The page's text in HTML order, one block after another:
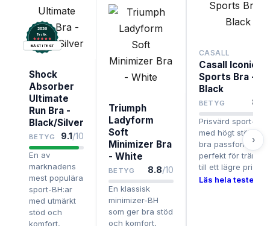
2026
Testix.
BÄST I TEST
Shock
Absorber
Ultimate
Run Bra -
Black/Silver
BETYG 9.1/10
En av
marknadens
mest populära
sport-BH:ar
med utmärkt
stöd och
komfort,
Triumph
Ladyform
Soft
Minimizer Bra
- White
BETYG 8.8/10
En klassisk
minimizer-BH
som ger bra stöd
och komfort,
CASALL
Casall Iconic
Sports Bra -
Black
BETYG 8.5
Prisvärd sport-BH
med högt stöd och
bra passform,
perfekt för träning
till ett lägre pris.
Läs hela testet ›
›